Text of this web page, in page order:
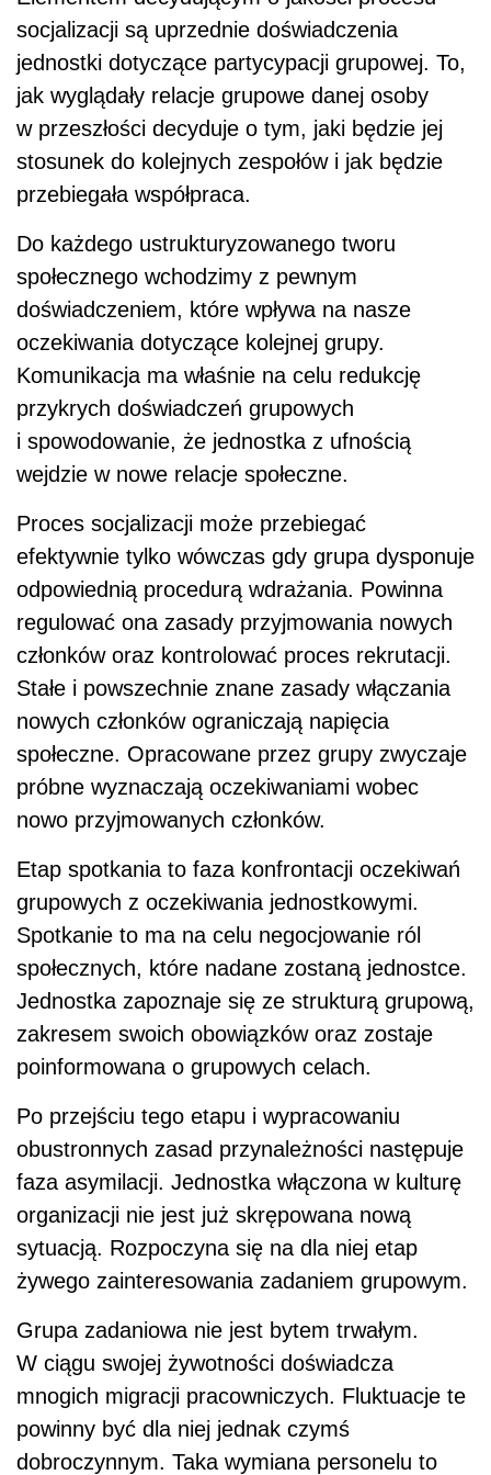
socjalizacji są uprzednie doświadczenia
jednostki dotyczące partycypacji grupowej. To,
jak wyglądały relacje grupowe danej osoby
w przeszłości decyduje o tym, jaki będzie jej
stosunek do kolejnych zespołów i jak będzie
przebiegała współpraca.
Do każdego ustrukturyzowanego tworu
społecznego wchodzimy z pewnym
doświadczeniem, które wpływa na nasze
oczekiwania dotyczące kolejnej grupy.
Komunikacja ma właśnie na celu redukcję
przykrych doświadczeń grupowych
i spowodowanie, że jednostka z ufnością
wejdzie w nowe relacje społeczne.
Proces socjalizacji może przebiegać
efektywnie tylko wówczas gdy grupa dysponuje
odpowiednią procedurą wdrażania. Powinna
regulować ona zasady przyjmowania nowych
członków oraz kontrolować proces rekrutacji.
Stałe i powszechnie znane zasady włączania
nowych członków ograniczają napięcia
społeczne. Opracowane przez grupy zwyczaje
próbne wyznaczają oczekiwaniami wobec
nowo przyjmowanych członków.
Etap spotkania to faza konfrontacji oczekiwań
grupowych z oczekiwania jednostkowymi.
Spotkanie to ma na celu negocjowanie ról
społecznych, które nadane zostaną jednostce.
Jednostka zapoznaje się ze strukturą grupową,
zakresem swoich obowiązków oraz zostaje
poinformowana o grupowych celach.
Po przejściu tego etapu i wypracowaniu
obustronnych zasad przynależności następuje
faza asymilacji. Jednostka włączona w kulturę
organizacji nie jest już skrępowana nową
sytuacją. Rozpoczyna się na dla niej etap
żywego zainteresowania zadaniem grupowym.
Grupa zadaniowa nie jest bytem trwałym.
W ciągu swojej żywotności doświadcza
mnogich migracji pracowniczych. Fluktuacje te
powinny być dla niej jednak czymś
dobroczynnym. Taka wymiana personelu to